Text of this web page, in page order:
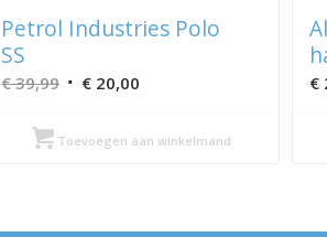
Petrol Industries Polo
SS
€39,99 Oorspronkelijke
was:
€ 20,00
Toevoegen aan winkelmand
€